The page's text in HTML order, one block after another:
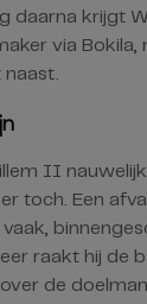
daarna krijgt
via Bokila,
naast.
II
toch. Een
raakt hij de
de doelman